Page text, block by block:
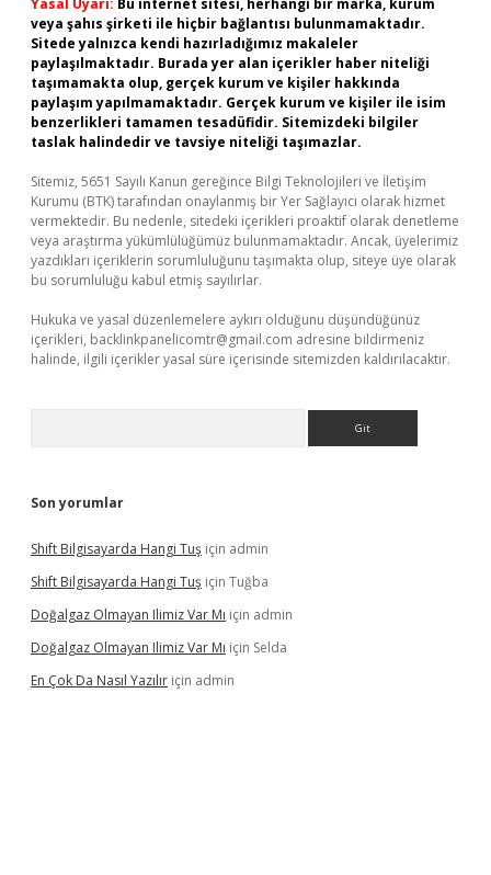
Yasal Uyarı: Bu internet sitesi, herhangi bir marka, kurum
veya şahıs şirketi ile hiçbir bağlantısı bulunmamaktadır.
Sitede yalnızca kendi hazırladığımız makaleler
paylaşılmaktadır. Burada yer alan içerikler haber niteliği
taşımamakta olup, gerçek kurum ve kişiler hakkında
paylaşım yapılmamaktadır. Gerçek kurum ve kişiler ile isim
benzerlikleri tamamen tesadüfidir. Sitemizdeki bilgiler
taslak halindedir ve tavsiye niteliği taşımazlar.
Sitemiz, 5651 Sayılı Kanun gereğince Bilgi Teknolojileri ve İletişim
Kurumu (BTK) tarafından onaylanmış bir Yer Sağlayıcı olarak hizmet
vermektedir. Bu nedenle, sitedeki içerikleri proaktif olarak denetleme
veya araştırma yükümlülüğümüz bulunmamaktadır. Ancak, üyelerimiz
yazdıkları içeriklerin sorumluluğunu taşımakta olup, siteye üye olarak
bu sorumluluğu kabul etmiş sayılırlar.
Hukuka ve yasal düzenlemelere aykırı olduğunu düşündüğünüz
içerikleri, backlinkpanelicomtr@gmail.com adresine bildirmeniz
halinde, ilgili içerikler yasal süre içerisinde sitemizden kaldırılacaktır.
Son yorumlar
Shift Bilgisayarda Hangi Tuş için admin
Shift Bilgisayarda Hangi Tuş için Tuğba
Doğalgaz Olmayan Ilimiz Var Mı için admin
Doğalgaz Olmayan Ilimiz Var Mı için Selda
En Çok Da Nasıl Yazılır için admin